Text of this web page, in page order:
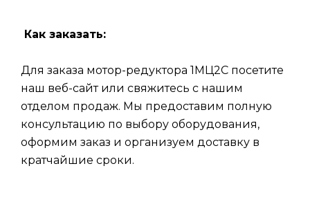
Как заказать:
Для заказа мотор-редуктора 1МЦ2С посетите
наш веб-сайт или свяжитесь с нашим
отделом продаж. Мы предоставим полную
консультацию по выбору оборудования,
оформим заказ и организуем доставку в
кратчайшие сроки.